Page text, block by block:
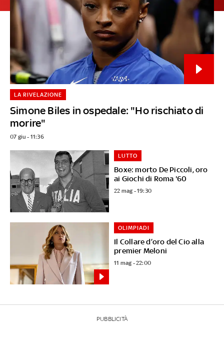
Simone Biles in ospedale: "Ho rischiato di
morire"
LA RIVELAZIONE
07 giu - 11:36
Boxe: morto De Piccoli, oro
ai Giochi di Roma '60
LUTTO
22 mag - 19:30
Il Collare d’oro del Cio alla
premier Meloni
OLIMPIADI
11 mag - 22:00
PUBBLICITÀ